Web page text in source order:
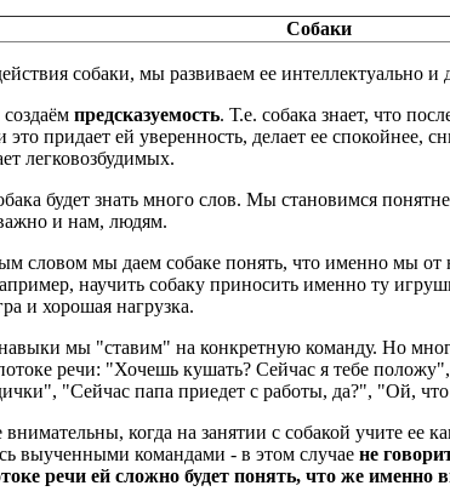
Собаки
собаки, мы развиваем ее интеллектуально
предсказуемость. Т.е. собака знает, что
это придает ей уверенность, делает ее спокойнее,
легковозбудимых.
будет знать много слов. Мы становимся
и нам, людям.
словом мы даем собаке понять, что именно мы от
научить собаку приносить именно ту
и хорошая нагрузка.
мы "ставим" на конкретную команду. Но
речи: "Хочешь кушать? Сейчас я тебе
"Сейчас папа приедет с работы, да?", "Ой,
внимательны, когда на занятии с собакой учите ее
выученными командами - в этом случае не
речи ей сложно будет понять, что же именно